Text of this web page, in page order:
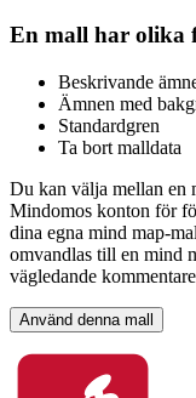
En mall har olika
Beskrivande
Ämnen med
Standardgren
Ta bort malldata
Du kan välja mellan en
Mindomos konton för
dina egna mind map-
omvandlas till en mind
vägledande
Använd denna mall